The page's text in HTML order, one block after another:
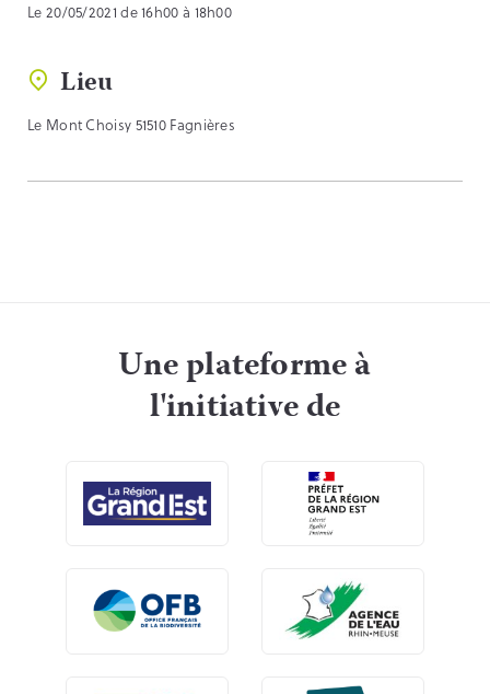
Le 20/05/2021 de 16h00 à 18h00
Lieu
Le Mont Choisy 51510 Fagnières
Une plateforme à
l'initiative de